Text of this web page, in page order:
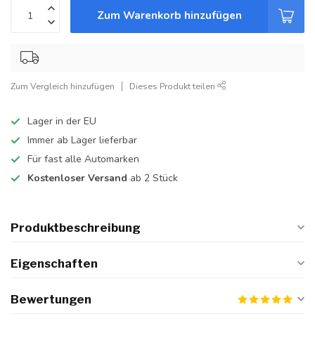
Zum Warenkorb hinzufügen
Zum Vergleich hinzufügen Dieses Produkt teilen
Lager in der EU
Immer ab Lager lieferbar
Für fast alle Automarken
Kostenloser Versand ab 2 Stück
Produktbeschreibung
Eigenschaften
Bewertungen